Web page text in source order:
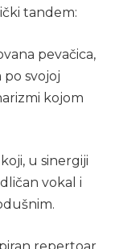
tandem:
pevačica,
svojoj
kojom
u sinergiji
vokal i